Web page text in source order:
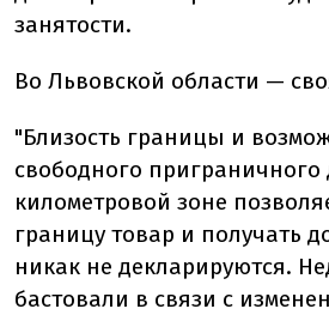
занятости.
Во Львовской области —
"Близость границы и
свободного
километровой зоне
границу товар и получать
никак не декларируются.
бастовали в связи с